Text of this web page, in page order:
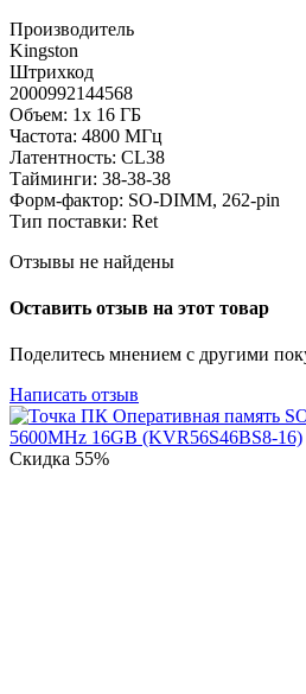
Производитель
Kingston
Штрихкод
2000992144568
Объем: 1х 16 ГБ
Частота: 4800 МГц
Латентность: CL38
Тайминги: 38-38-38
Форм-фактор: SO-DIMM, 262-pin
Тип поставки: Ret
Отзывы не найдены
Оставить отзыв на этот товар
Поделитесь мнением с другими
Написать отзыв
Скидка 55%